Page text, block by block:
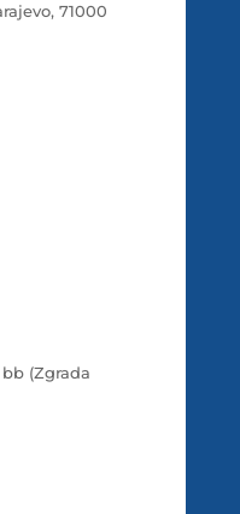
71000
(Zgrada